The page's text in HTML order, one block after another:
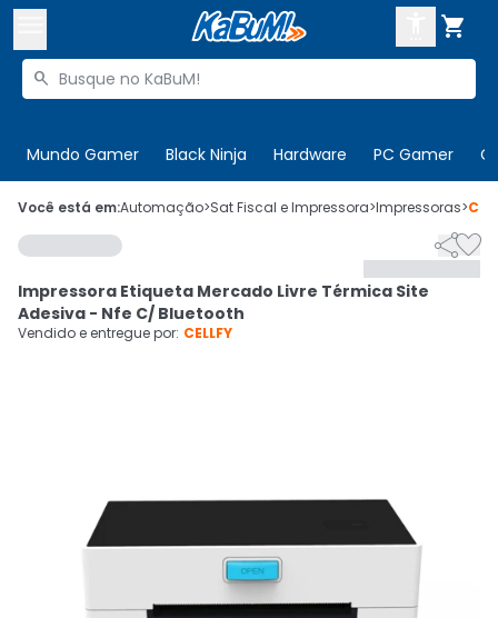

Buscar produtos

Mundo Gamer Black Ninja Hardware PC Gamer
 Olá. Acesse sua conta
 Departamentos
Cupons
CADASTRE-SE
Você está em:Automação>Sat Fiscal e Impressora>Impressoras>

Impressora Etiqueta Mercado Livre Térmica Site
Adesiva - Nfe C/ Bluetooth
Vendido e entregue por: CELLFY